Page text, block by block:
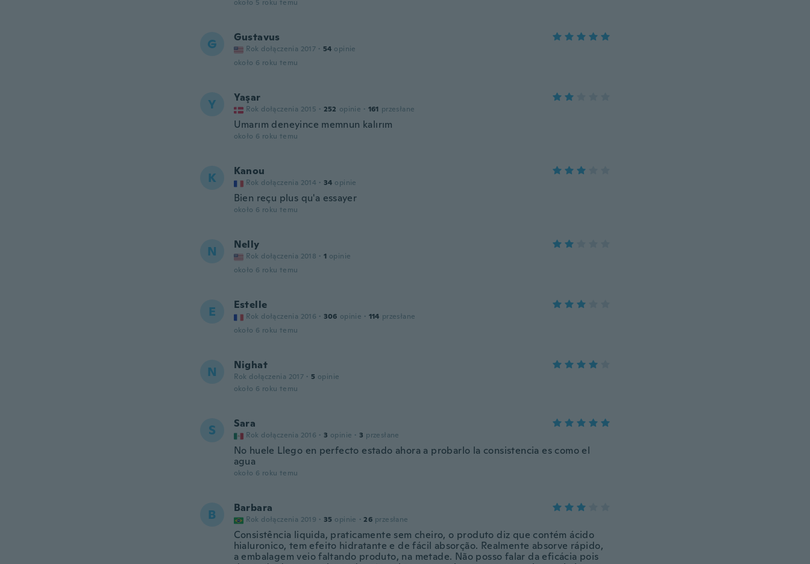
około 5 roku temu
G Gustavus
Rok dołączenia 2017 · 54 opinie
około 6 roku temu
Y Yaşar
Rok dołączenia 2015 · 252 opinie · 161 przesłane
Umarım deneyince memnun kalırım
około 6 roku temu
K Kanou
Rok dołączenia 2014 · 34 opinie
Bien reçu plus qu'a essayer
około 6 roku temu
N Nelly
Rok dołączenia 2018 · 1 opinie
około 6 roku temu
E Estelle
Rok dołączenia 2016 · 306 opinie · 114 przesłane
około 6 roku temu
N Nighat
Rok dołączenia 2017 · 5 opinie
około 6 roku temu
S Sara
Rok dołączenia 2016 · 3 opinie · 3 przesłane
No huele Llego en perfecto estado ahora a probarlo la consistencia es como el
agua
około 6 roku temu
B Barbara
Rok dołączenia 2019 · 35 opinie · 26 przesłane
Consistência liquida, praticamente sem cheiro, o produto diz que contém ácido
hialuronico, tem efeito hidratante e de fácil absorção. Realmente absorve rápido,
a embalagem veio faltando produto, na metade. Não posso falar da eficácia pois